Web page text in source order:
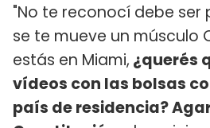
"No te reconocí debe ser
se te mueve un músculo
estás en Miami, ¿querés
vídeos con las bolsas
país de residencia?